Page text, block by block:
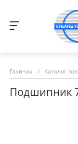
Главная / Каталог
Подшипник